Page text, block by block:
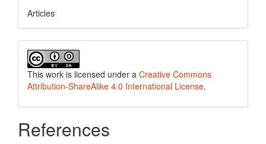
Articles
This work is licensed under a Creative Commons
Attribution-ShareAlike 4.0 International License.
References